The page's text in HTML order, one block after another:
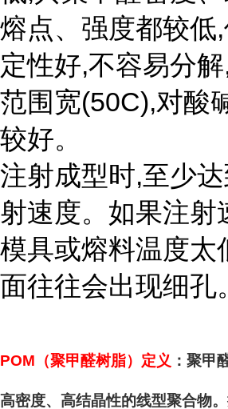
熔点、强度都较低
定性好,不容易分
范围宽(50C),对酸
较好。
注射成型时,至少
射速度。如果注射
模具或熔料温度太
面往往会出现细孔。
POM （聚甲醛树脂）定义 ：聚甲
高密度、高结晶性的线型聚合物